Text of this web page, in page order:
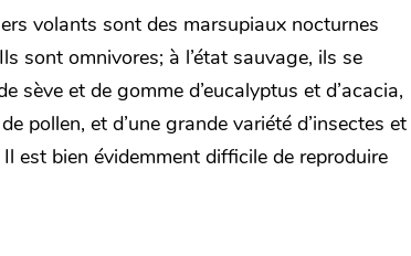
volants sont des marsupiaux nocturnes
sont omnivores; à l’état sauvage, ils se
sève et de gomme d’eucalyptus et d’acacia,
pollen, et d’une grande variété d’insectes et
Il est bien évidemment difficile de reproduire